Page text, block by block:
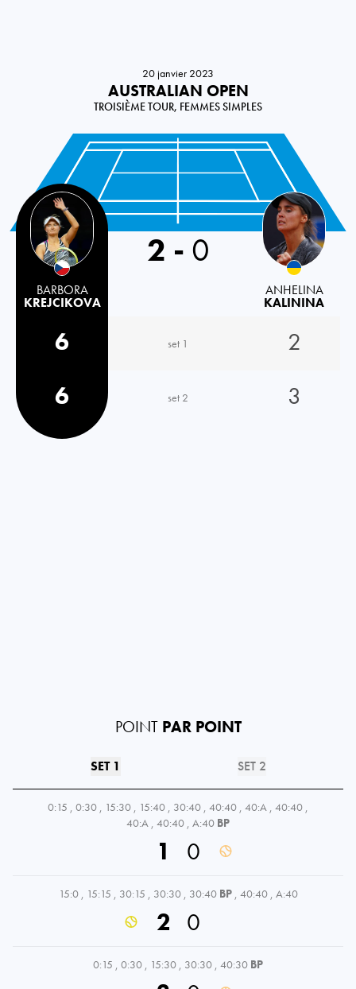
20 janvier 2023
AUSTRALIAN OPEN
TROISIÈME TOUR, FEMMES SIMPLES
Czech Republic
BARBORA
KREJCIKOVA
2 - 0
ANHELINA
KALININA
6 set 1
2
6
set 2 3
POINT PAR POINT
SET 1 SET 2
0:15 , 0:30 , 15:30 , 15:40 , 30:40 , 40:40 , 40:A , 40:40 ,
40:A , 40:40 , A:40 BP
1 0
15:0 , 15:15 , 30:15 , 30:30 , 30:40 BP , 40:40 , A:40
2 0
0:15 , 0:30 , 15:30 , 30:30 , 40:30 BP